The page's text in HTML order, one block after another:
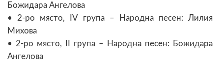
Божидара Ангелова
•
2-ро място, IV група – Народна песен: Лилия
Михова
• 2-ро място, II група – Народна песен: Божидара
Ангелова